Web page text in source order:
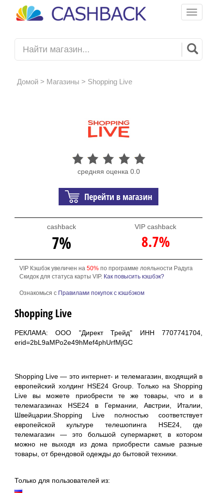
Toggle
Домой> Магазины > Shopping Live
средняя оценка 0.0
Перейти в магазин
cashback
7%
VIP cashback
8.7%
VIP Кэшбэк увеличен на 50%по программе лояльности Радуга
Скидок для статуса карты VIP. Как повысить кэшбэк?
Ознакомься с Правилами покупок с кэшбэком
Shopping Live
РЕКЛАМА: ООО "Директ Трейд" ИНН 7707741704,
erid=2bL9aMPo2e49hMef4phUrfMjGC
Shopping Live — это интернет- и телемагазин, входящий в
европейский холдинг HSE24 Group. Только на Shopping
Live вы можете приобрести те же товары, что и в
телемагазинах HSE24 в Германии, Австрии, Италии,
Швейцарии.Shopping Live полностью соответствует
европейской культуре телешопинга HSE24, где
телемагазин — это большой супермаркет, в котором
можно не выходя из дома приобрести самые разные
товары, от брендовой одежды до бытовой техники.
Только для пользователей из: